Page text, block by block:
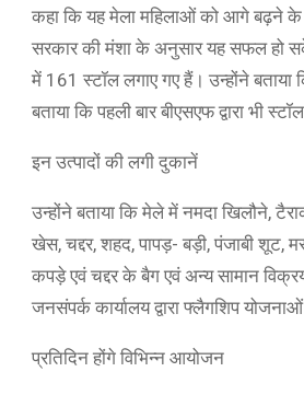
कहा कि यह मेला महिलाओं को आगे बढ़ने
सरकार की मंशा के अनुसार यह सफल हो
में 161 स्टॉल लगाए गए हैं। उन्होंने
बताया कि पहली बार बीएसएफ द्वारा भी
इन उत्पादों की लगी दुकानें
उन्होंने बताया कि मेले में नमदा खिलौने,
खेस, चद्दर, शहद, पापड़- बड़ी, पंजाबी शूट,
कपड़े एवं चद्दर के बैग एवं अन्य सामान
जनसंपर्क कार्यालय द्वारा फ्लैगशिप
प्रतिदिन होंगे विभिन्न आयोजन